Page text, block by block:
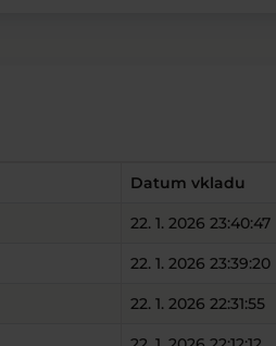
Datum vkladu
22. 1. 2026 23:40:47
22. 1. 2026 23:39:20
22. 1. 2026 22:31:55